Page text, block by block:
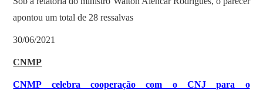
apontou um total de 28 ressalvas
30/06/2021
CNMP
CNMP celebra cooperação com o CNJ para o